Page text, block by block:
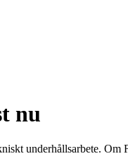
nu
underhållsarbete.